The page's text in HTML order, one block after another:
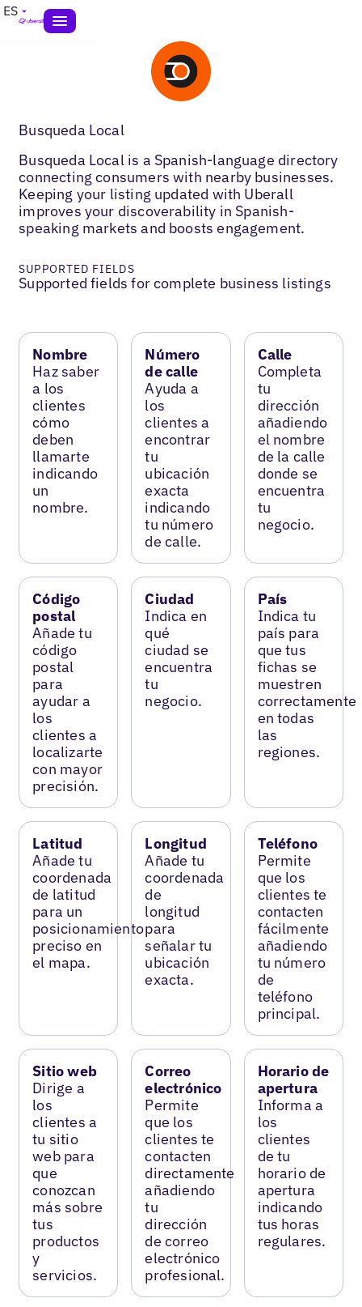
ES
Busqueda Local
Busqueda Local is a Spanish-language directory
connecting consumers with nearby businesses.
Keeping your listing updated with Uberall
improves your discoverability in Spanish-
speaking markets and boosts engagement.
SUPPORTED FIELDS
Supported fields for complete business listings
Nombre
Haz saber
a los
clientes
cómo
deben
llamarte
indicando
un
nombre.
Número
de calle
Ayuda a
los
clientes a
encontrar
tu
ubicación
exacta
indicando
tu número
de calle.
Calle
Completa
tu
dirección
añadiendo
el nombre
de la calle
donde se
encuentra
tu
negocio.
Código
postal
Añade tu
código
postal
para
ayudar a
los
clientes a
localizarte
con mayor
precisión.
Ciudad
Indica en
qué
ciudad se
encuentra
tu
negocio.
País
Indica tu
país para
que tus
fichas se
muestren
correctamente
en todas
las
regiones.
Latitud
Añade tu
coordenada
de latitud
para un
posicionamiento
preciso en
el mapa.
Longitud
Añade tu
coordenada
de
longitud
para
señalar tu
ubicación
exacta.
Teléfono
Permite
que los
clientes te
contacten
fácilmente
añadiendo
tu número
de
teléfono
principal.
Sitio web
Dirige a
los
clientes a
tu sitio
web para
que
conozcan
más sobre
tus
productos
y
servicios.
Correo
electrónico
Permite
que los
clientes te
contacten
directamente
añadiendo
tu
dirección
de correo
electrónico
profesional.
Horario de
apertura
Informa a
los
clientes
de tu
horario de
apertura
indicando
tus horas
regulares.